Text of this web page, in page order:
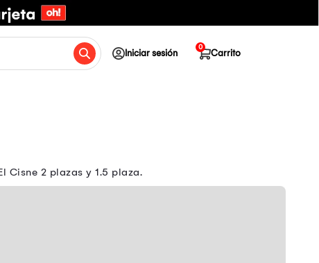
Iniciar sesión Carrito
0
Cisne 2 plazas y 1.5 plaza.